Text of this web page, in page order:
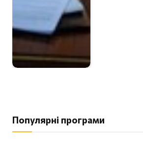
Популярні програми